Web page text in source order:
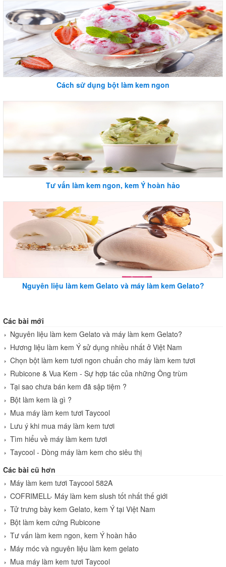
Cách sử dụng bột làm kem ngon
Tư vấn làm kem ngon, kem Ý hoàn hảo
Nguyên liệu làm kem Gelato và máy làm kem Gelato?
Các bài mới
Nguyên liệu làm kem Gelato và máy làm kem Gelato?
Hương liệu làm kem Ý sử dụng nhiều nhất ở Việt Nam
Chọn bột làm kem tươi ngon chuẩn cho máy làm kem tươi
Rubicone & Vua Kem - Sự hợp tác của những Ông trùm
Tại sao chưa bán kem đã sập tiệm ?
Bột làm kem là gì ?
Mua máy làm kem tươi Taycool
Lưu ý khi mua máy làm kem tươi
Tìm hiểu về máy làm kem tươi
Taycool - Dòng máy làm kem cho siêu thị
Các bài cũ hơn
Máy làm kem tươi Taycool 582A
COFRIMELL- Máy làm kem slush tốt nhất thế giới
Tử trưng bày kem Gelato, kem Ý tại Việt Nam
Bột làm kem cứng Rubicone
Tư vấn làm kem ngon, kem Ý hoàn hảo
Máy móc và nguyên liệu làm kem gelato
Mua máy làm kem tươi Taycool